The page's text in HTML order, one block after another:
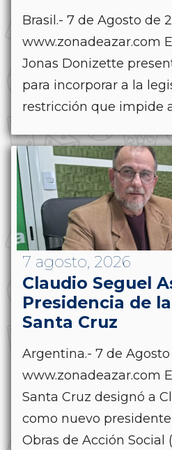
Brasil.- 7 de Agosto de
www.zonadeazar.com
Jonas Donizette
para incorporar a la
restricción que impide
7 agosto, 2026
Claudio Seguel
Presidencia de
Santa Cruz
Argentina.- 7 de Agosto
www.zonadeazar.com
Santa Cruz designó a
como nuevo
Obras de Acción Social